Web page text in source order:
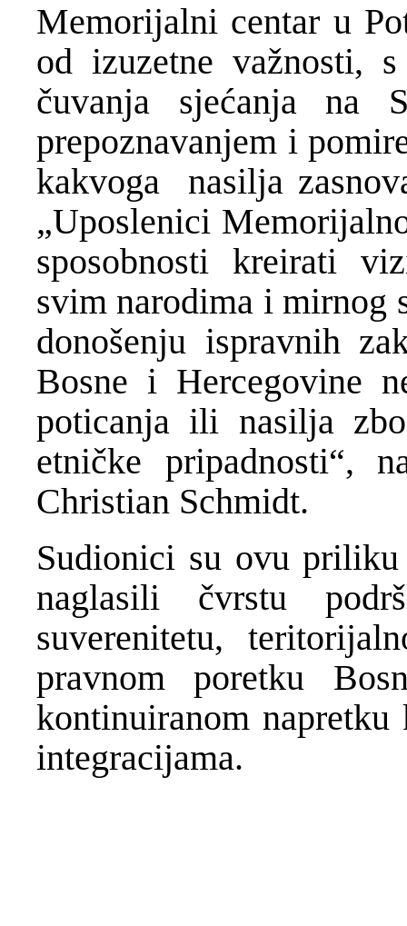
Memorijalni centar u
od izuzetne važnosti,
čuvanja sjećanja na
prepoznavanjem i
kakvoga nasilja
„Uposlenici
sposobnosti kreirati
svim narodima i mirnog
donošenju ispravnih
Bosne i Hercegovine
poticanja ili nasilja
etničke pripadnosti“,
Christian Schmidt.
Sudionici su ovu
naglasili čvrstu
suverenitetu,
pravnom poretku
kontinuiranom
integracijama.